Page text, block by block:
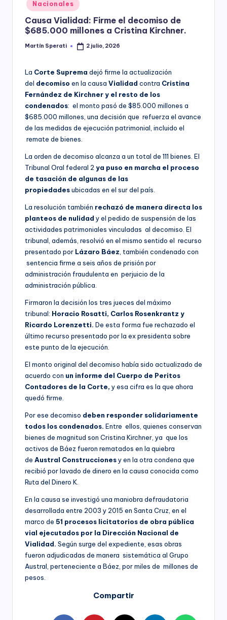
y
in
Nacionales
Causa Vialidad: Firme el decomiso de
$685.000 millones a Cristina Kirchner.
Posted
Martín Sperati 2 julio, 2026
La Corte Suprema dejó firme la actualización
del decomiso en la causa Vialidad contra Cristina
Fernández de Kirchner y el resto de los
condenados: el monto pasó de $85.000 millones a
$685.000 millones, una decisión que refuerza el avance
de las medidas de ejecución patrimonial, incluido el
remate de bienes.
La orden de decomiso alcanza a un total de 111 bienes. El
Tribunal Oral federal 2 ya puso en marcha el proceso
de tasación de algunas de las
propiedadesubicadas en el sur del país.
La resolución también rechazó de manera directa los
planteos de nulidad y el pedido de suspensión de las
actividades patrimoniales vinculadas al decomiso. El
tribunal, además, resolvió en el mismo sentido el recurso
presentado por Lázaro Báez , también condenado con
sentencia firme a seis años de prisión por
administración fraudulenta en perjuicio de la
administración pública.
Firmaron la decisión los tres jueces del máximo
tribunal: Horacio Rosatti, Carlos Rosenkrantz y
Ricardo Lorenzetti. De esta forma fue rechazado el
último recurso presentado por la ex presidenta sobre
este punto de la ejecución.
El monto original del decomiso había sido actualizado de
acuerdo con un informe del Cuerpo de Peritos
Contadores de la Corte, y esa cifra es la que ahora
quedó firme.
Por ese decomiso deben responder solidariamente
todos los condenados. Entre ellos, quienes conservan
bienes de magnitud son Cristina Kirchner, ya que los
activos de Báez fueron rematados en la quiebra
de Austral Construccionesy en la otra condena que
recibió por lavado de dinero en la causa conocida como
Ruta del Dinero K.
En la causa se investigó una maniobra defraudatoria
desarrollada entre 2003 y 2015 en Santa Cruz, en el
marco de 51 procesos licitatorios de obra pública
vial ejecutados por la Dirección Nacional de
Vialidad. Según surge del expediente, esas obras
fueron adjudicadas de manera sistemática al Grupo
Austral, perteneciente a Báez, por miles de millones de
pesos.
Compartir